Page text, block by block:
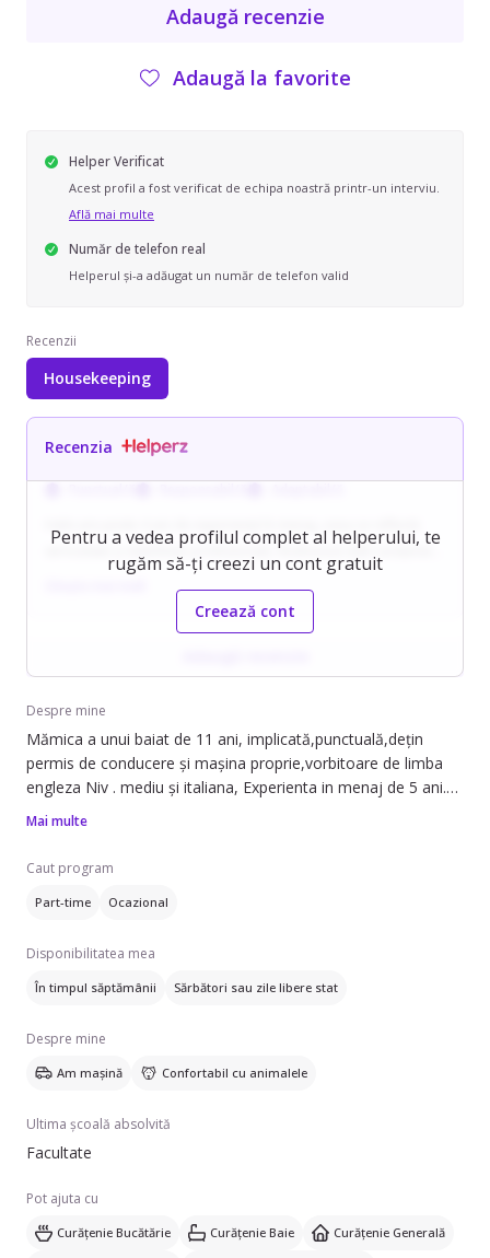
Adaugă recenzie
Adaugă la favorite
Helper Verificat
Acest profil a fost verificat de echipa noastră printr-un interviu.
Află mai multe
Număr de telefon real
Helperul și-a adăugat un număr de telefon valid
Recenzii
Housekeeping
Pentru a vedea profilul complet al helperului, te
rugăm să-ți creezi un cont gratuit
Creează cont
Recenzia
seriozitate și stabilitate profesională. Realizează atât curățenie
de întreținere, cât și curățenie generală, lucrând organizat și
eficient, adaptat nevoilor fiecărei locuințe. Respectă regulile și
limitele clientului și acordă importanță comunicării clare încă de
mașina personală, este confortabilă cu animalele de companie
și poate oferi recomandări.
Despre mine
Mămica a unui baiat de 11 ani, implicată,punctuală,dețin
permis de conducere și mașina proprie,vorbitoare de limba
engleza Niv . mediu și italiana, Experienta in menaj de 5 ani.
Am ales aceata meserie deoarece îmi permite sa ma implic și
mai multe detalii va stau la dispozitie
Mai multe
Caut program
Part-time Ocazional
Disponibilitatea mea
În timpul săptămânii Sărbători sau zile libere stat
Despre mine
Am mașină Confortabil cu animalele
Ultima școală absolvită
Facultate
Pot ajuta cu
Curățenie Bucătărie Curățenie Baie Curățenie Generală